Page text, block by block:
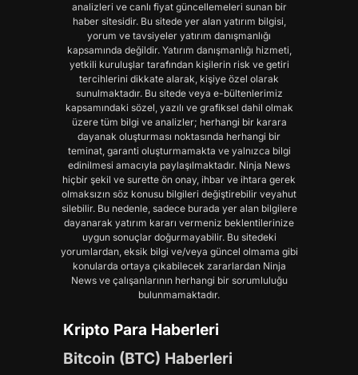
analizleri ve canlı fiyat güncellemeleri sunan bir
haber sitesidir. Bu sitede yer alan yatırım bilgisi,
yorum ve tavsiyeler yatırım danışmanlığı
kapsamında değildir. Yatırım danışmanlığı hizmeti,
yetkili kuruluşlar tarafından kişilerin risk ve getiri
tercihlerini dikkate alarak, kişiye özel olarak
sunulmaktadır. Bu sitede veya e-bültenlerimiz
kapsamındaki sözel, yazılı ve grafiksel dahil olmak
üzere tüm bilgi ve analizler; herhangi bir karara
dayanak oluşturması noktasında herhangi bir
teminat, garanti oluşturmamakta ve yalnızca bilgi
edinilmesi amacıyla paylaşılmaktadır. Ninja News
hiçbir şekil ve surette ön onay, ihbar ve ihtara gerek
olmaksızın söz konusu bilgileri değiştirebilir veyahut
silebilir. Bu nedenle, sadece burada yer alan bilgilere
dayanarak yatırım kararı vermeniz beklentilerinize
uygun sonuçlar doğurmayabilir. Bu sitedeki
yorumlardan, eksik bilgi ve/veya güncel olmama gibi
konularda ortaya çıkabilecek zararlardan Ninja
News ve çalışanlarının herhangi bir sorumluluğu
bulunmamaktadır.
Kripto Para Haberleri
Bitcoin (BTC) Haberleri